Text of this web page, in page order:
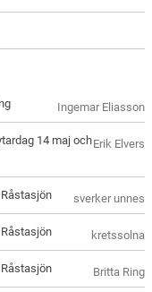
Ingemar Eliasson
Erik Elvers
14 maj och
sverker unnes
kretssolna
Britta Ring